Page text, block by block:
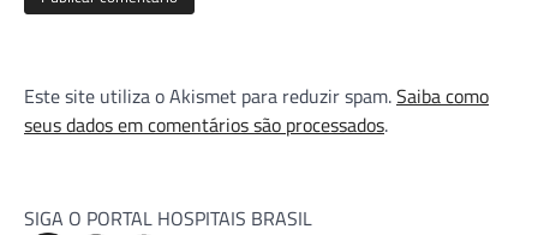
Este site utiliza o Akismet para reduzir spam.Saiba como
seus dados em comentários são processados.
SIGA O PORTAL HOSPITAIS BRASIL